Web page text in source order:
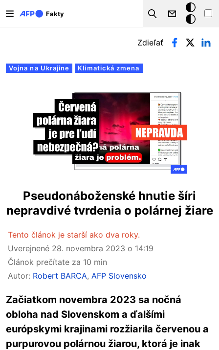
Fakty
Search
Tmavý
režim
Primárne karty
Vojna na Ukrajine Klimatická zmena
Zdieľať
Pseudonáboženské hnutie šíri
nepravdivé tvrdenia o polárnej žiare
Tento článok je starší ako dva roky.
Uverejnené 28. novembra 2023 o 14:19
Článok prečítate za 10 min
Autor: Robert BARCA, AFP Slovensko
Začiatkom novembra 2023 sa nočná
obloha nad Slovenskom a ďalšími
európskymi krajinami rozžiarila červenou a
purpurovou polárnou žiarou, ktorá je inak